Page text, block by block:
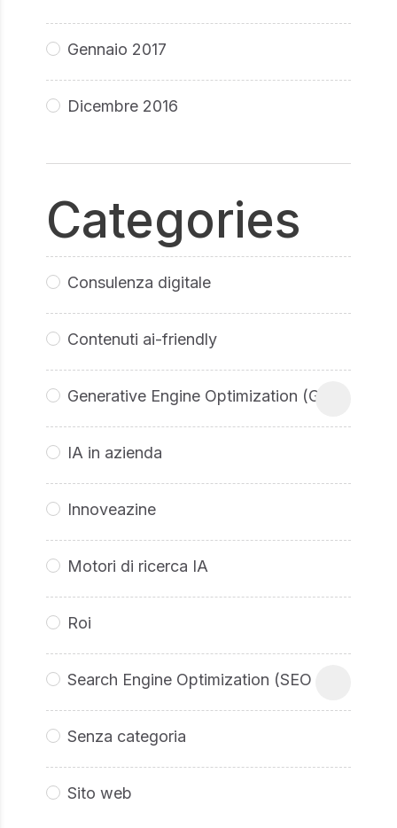
Gennaio 2017
Dicembre 2016
Categories
Consulenza digitale
Contenuti ai-friendly
Generative Engine Optimization (GEO
IA in azienda
Innoveazine
Motori di ricerca IA
Roi
Search Engine Optimization (SEO
Senza categoria
Sito web